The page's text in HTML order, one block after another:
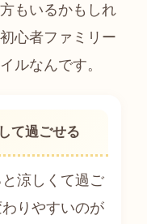
もいるかもしれ
心者ファミリー
ルなんです。
て過ごせる
涼しくて過ご
りやすいのが